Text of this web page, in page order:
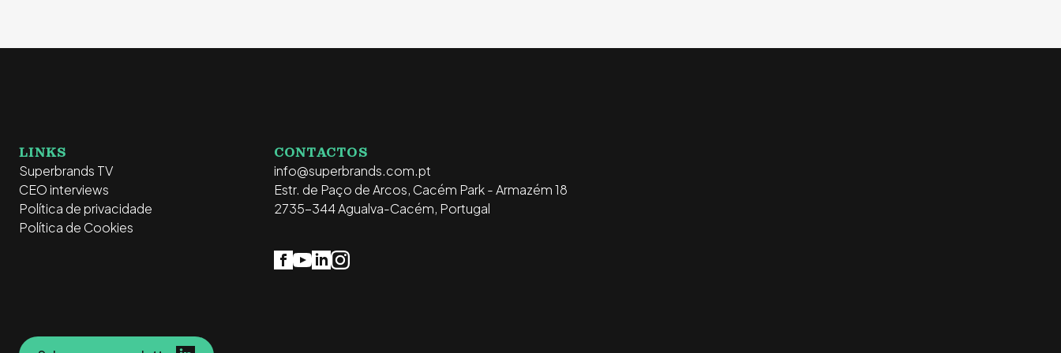
LINKS
Superbrands TV
CEO interviews
Política de privacidade
Política de Cookies
CONTACTOS
info@superbrands.com.pt
Estr. de Paço de Arcos, Cacém Park - Armazém 18
2735-344 Agualva-Cacém, Portugal